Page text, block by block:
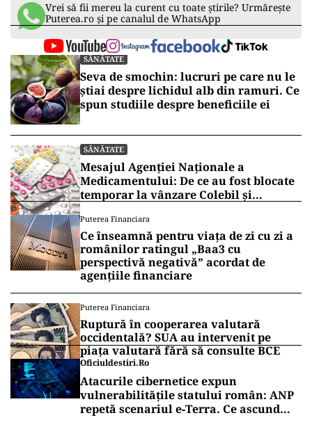
Vrei să fii mereu la curent cu toate știrile? Urmărește
Puterea.ro și pe canalul de WhatsApp
SĂNĂTATE
Seva de smochin: lucruri pe care nu le
știai despre lichidul alb din ramuri. Ce
spun studiile despre beneficiile ei
SĂNĂTATE
Mesajul Agenției Naționale a
Medicamentului: De ce au fost blocate
temporar la vânzare Colebil și
Puterea Financiara
Ce înseamnă pentru viața de zi cu zi a
românilor ratingul „Baa3 cu
perspectivă negativă” acordat de
agențiile financiare
Puterea Financiara
Ruptură în cooperarea valutară
occidentală? SUA au intervenit pe
piața valutară fără să consulte BCE
Oficiuldestiri.ro
Atacurile cibernetice expun
vulnerabilitățile statului român: ANP
repetă scenariul e‑Terra. Ce ascund